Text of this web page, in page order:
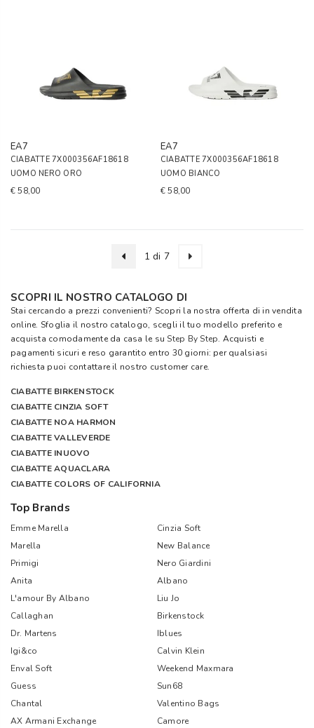
EA7
CIABATTE 7X000356AF18618
UOMO NERO ORO
€ 58,00
EA7
CIABATTE 7X000356AF18618
UOMO BIANCO
€ 58,00
1 di 7
SCOPRI IL NOSTRO CATALOGO DI
Stai cercando a prezzi convenienti? Scopri la nostra offerta di in vendita
online. Sfoglia il nostro catalogo, scegli il tuo modello preferito e
acquista comodamente da casa le suStep By Step. Acquisti e
pagamenti sicuri e reso garantito entro 30 giorni: per qualsiasi
richiesta puoi contattare il nostro customer care.
CIABATTE BIRKENSTOCK
CIABATTE CINZIA SOFT
CIABATTE NOA HARMON
CIABATTE VALLEVERDE
CIABATTE INUOVO
CIABATTE AQUACLARA
CIABATTE COLORS OF CALIFORNIA
Top Brands
Emme Marella
Cinzia Soft
Marella
New Balance
Primigi
Nero Giardini
Anita
Albano
L'amour By Albano
Liu Jo
Callaghan
Birkenstock
Dr. Martens
Iblues
Igi&co
Calvin Klein
Enval Soft
Weekend Maxmara
Guess
Sun68
Chantal
Valentino Bags
AX Armani Exchange
Camore